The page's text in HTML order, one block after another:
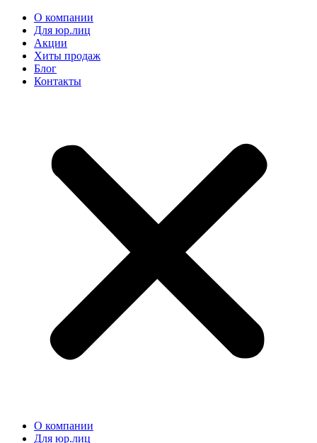
О компании
Для юр.лиц
Акции
Хиты продаж
Блог
Контакты
О компании
Для юр.лиц